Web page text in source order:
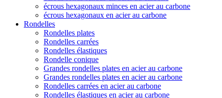
écrous hexagonaux minces en acier au carbone
écrous hexagonaux en acier au carbone
Rondelles
Rondelles plates
Rondelles carrées
Rondelles élastiques
Rondelle conique
Grandes rondelles plates en acier au carbone
Grandes rondelles plates en acier au carbone
Rondelles carrées en acier au carbone
Rondelles élastiques en acier au carbone